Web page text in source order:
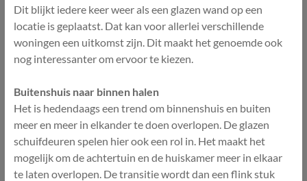
Dit blijkt iedere keer weer als een glazen wand op een
locatie is geplaatst. Dat kan voor allerlei verschillende
woningen een uitkomst zijn. Dit maakt het genoemde ook
nog interessanter om ervoor te kiezen.
Buitenshuis naar binnen halen
Het is hedendaags een trend om binnenshuis en buiten
meer en meer in elkander te doen overlopen. De glazen
schuifdeuren spelen hier ook een rol in. Het maakt het
mogelijk om de achtertuin en de huiskamer meer in elkaar
te laten overlopen. De transitie wordt dan een flink stuk